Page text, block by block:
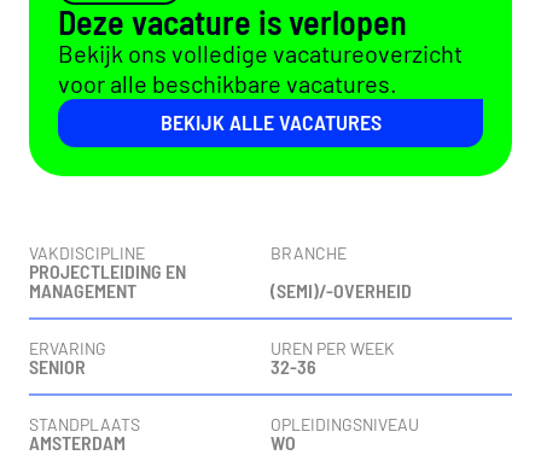
Deze vacature is verlopen
Bekijk ons volledige vacatureoverzicht
voor alle beschikbare vacatures.
BEKIJK ALLE VACATURES
Vacaturedetails
VAKDISCIPLINE
PROJECTLEIDING EN
MANAGEMENT
BRANCHE
(SEMI)/-OVERHEID
ERVARING
SENIOR
UREN PER WEEK
32-36
STANDPLAATS
AMSTERDAM
OPLEIDINGSNIVEAU
WO